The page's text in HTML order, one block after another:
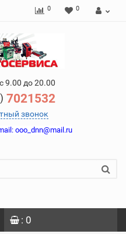
0 0
9.00 до 20.00
7021532
звонок
ooo_dnn@mail.ru
: 0